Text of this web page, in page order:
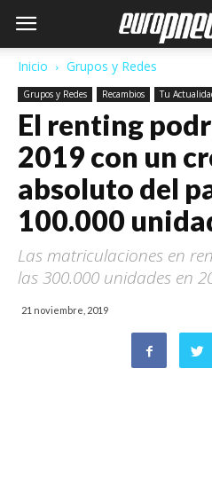
Inicio Grupos y Redes
Grupos y Redes Recambios Tu
El renting
2019 con un
absoluto del
100.000
Las matriculaciones en
las 300.000 unidades en
21 noviembre, 2019